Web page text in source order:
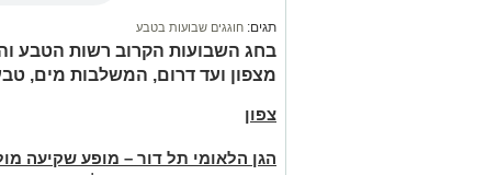
תגים: חוגגים שבועות בטבע
בחג השבועות הקרוב רשות הטבע
מצפון ועד דרום, המשלבות מים,
צפון
הגן הלאומי תל דור – מופע שקיעה